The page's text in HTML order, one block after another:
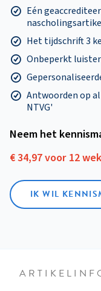
Eén
Het tijdschrift 3
Onbeperkt
Antwoorden op
NTVG'
Neem het
€ 34,97 voor 12
IK WIL